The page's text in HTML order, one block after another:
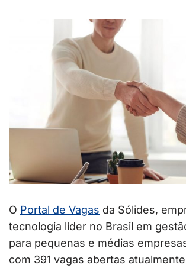
O Portal de Vagas da Sólides,
tecnologia líder no Brasil em
para pequenas e médias
com 391 vagas abertas